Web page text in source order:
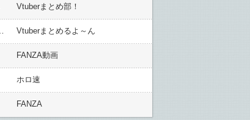
Vtuberまとめ部！
Vtuberまとめるよ～ん
FANZA動画
ホロ速
FANZA